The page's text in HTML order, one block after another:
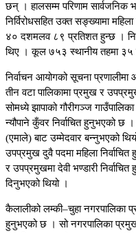
छन् । हालसम्म परिणाम सार्वजनिक
निर्विरोधसहित उक्त सङ्ख्यामा
४० दशमलव ८९ प्रतिशत हुन्छ ।
थिए । कूल ७५३ स्थानीय तहमा
निर्वाचन आयोगको सूचना
तीन वटा पालिकामा प्रमुख र
सोमध्ये झापाको गौरीगञ्ज
न्यौपाने कुँवर निर्वाचित हुनुभएको छ
(एमाले) बाट उम्मेदवार बन्नुभएको
उपप्रमुख दुवै पदमा महिला
र उपप्रमुखमा देवी भण्डारी
दिनुभएको थियो ।
कैलालीको लम्की–चुहा नगरपालिका
हुनुभएको छ । सो नगरपालिका